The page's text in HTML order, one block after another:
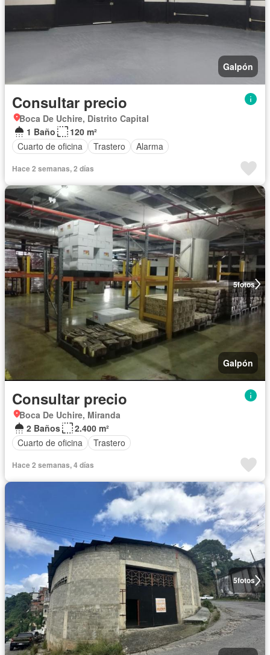
Galpón
Consultar precio
Boca De Uchire, Distrito Capital
1 Baño
120 m²
Cuarto de oficina
Trastero Alarma
Hace 2 semanas, 2 días
5fotos
Galpón
Consultar precio
Boca De Uchire, Miranda
2 Baños
2.400 m²
Cuarto de oficina
Trastero
Hace 2 semanas, 4 días
5fotos